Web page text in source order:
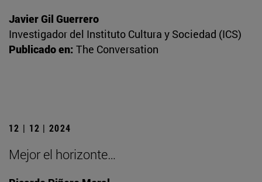
Javier Gil Guerrero
Investigador del Instituto Cultura y Sociedad (ICS)
Publicado en: The Conversation
12 | 12 | 2024
Mejor el horizonte…